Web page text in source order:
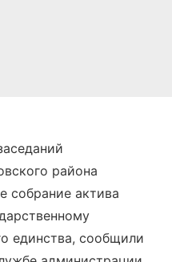
района
собрание актива
единства, сообщили